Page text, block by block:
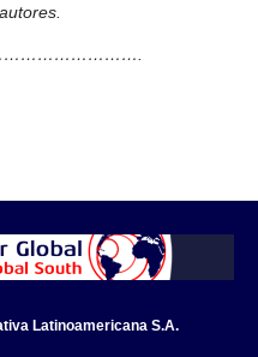
Latinoamericana S.A.